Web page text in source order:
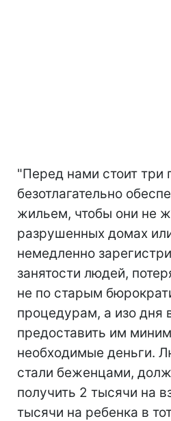
"Перед нами стоит три
безотлагательно
жильем, чтобы они не
разрушенных домах
немедленно
занятости людей,
не по старым
процедурам, а изо дня
предоставить им
необходимые деньги.
стали беженцами,
получить 2 тысячи на
тысячи на ребенка в